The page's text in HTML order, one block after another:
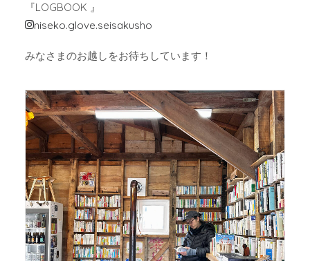
『LOGBOOK 』
niseko.glove.seisakusho
みなさまのお越しをお待ちしています！